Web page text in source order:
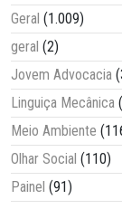
Geral (1.009)
geral (2)
Jovem Advocacia
Linguiça Mecânica
Meio Ambiente
Olhar Social (110)
Painel (91)